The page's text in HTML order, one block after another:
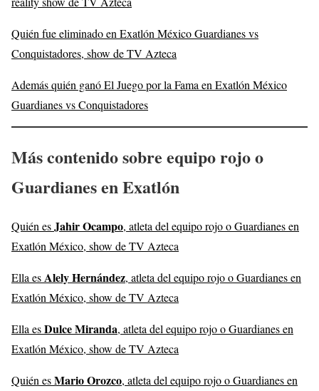
Quién fue eliminado en Exatlón México Guardianes vs
Conquistadores, show de TV Azteca
Además quién ganó El Juego por la Fama en Exatlón México
Guardianes vs Conquistadores
Más contenido sobre equipo rojo o
Guardianes en Exatlón
Quién esJahir Ocampo, atleta del equipo rojo o Guardianes en
Exatlón México, show de TV Azteca
Ella esAlely Hernández, atleta del equipo rojo o Guardianes en
Exatlón México, show de TV Azteca
Ella esDulce Miranda, atleta del equipo rojo o Guardianes en
Exatlón México, show de TV Azteca
Quién esMario Orozco, atleta del equipo rojo o Guardianes en